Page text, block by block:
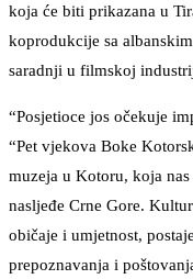
koja će biti prikazana u
koprodukcije sa
saradnji u filmskoj
“Posjetioce jos očekuje
“Pet vjekova Boke
muzeja u Kotoru, koja
nasljeđe Crne Gore.
običaje i umjetnost,
prepoznavanja i